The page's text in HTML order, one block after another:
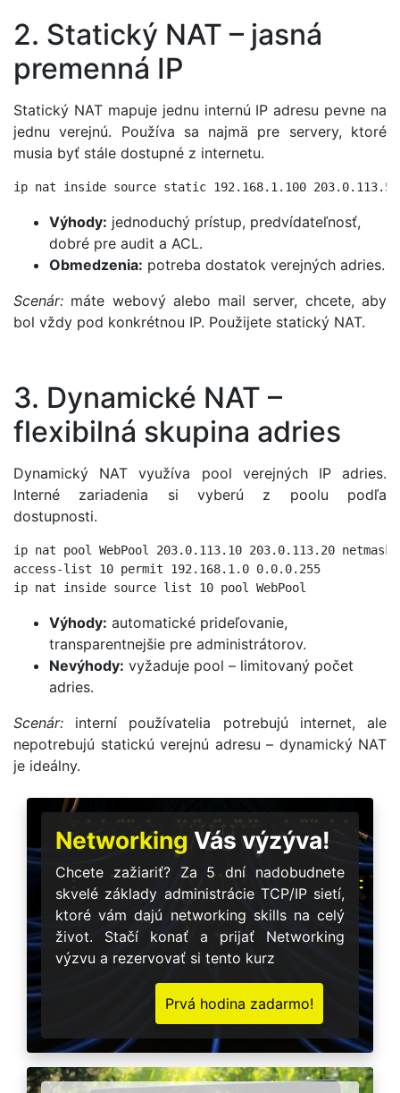
2. Statický NAT – jasná
premenná IP
Statický NAT mapuje jednu internú IP adresu pevne na
jednu verejnú. Používa sa najmä pre servery, ktoré
musia byť stále dostupné z internetu.
ip nat inside source static 192.168.1.100 203.0.113.5
Výhody: jednoduchý prístup, predvídateľnosť,
dobré pre audit a ACL.
Obmedzenia: potreba dostatok verejných adries.
Scenár: máte webový alebo mail server, chcete, aby
bol vždy pod konkrétnou IP. Použijete statický NAT.
3. Dynamické NAT –
flexibilná skupina adries
Dynamický NAT využíva pool verejných IP adries.
Interné zariadenia si vyberú z poolu podľa
dostupnosti.
ip nat pool WebPool 203.0.113.10 203.0.113.20 netmask
access-list 10 permit 192.168.1.0 0.0.0.255
ip nat inside source list 10 pool WebPool
Výhody: automatické prideľovanie,
transparentnejšie pre administrátorov.
Nevýhody: vyžaduje pool – limitovaný počet
adries.
Scenár: interní používatelia potrebujú internet, ale
nepotrebujú statickú verejnú adresu – dynamický NAT
je ideálny.
Networking Vás výzýva!
Chcete zažiariť? Za 5 dní nadobudnete
skvelé základy administrácie TCP/IP sietí,
ktoré vám dajú networking skills na celý
život. Stačí konať a prijať Networking
výzvu a rezervovať si tento kurz
Prvá hodina zadarmo!